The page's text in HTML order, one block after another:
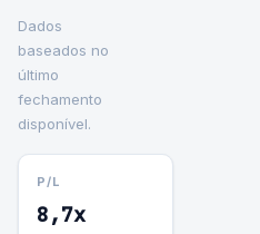
Dados
baseados no
último
fechamento
disponível.
P/L
8,7x